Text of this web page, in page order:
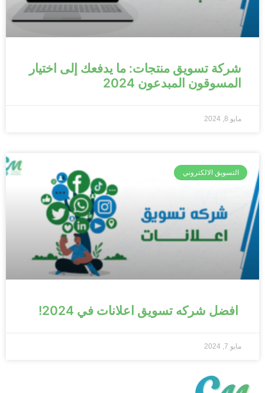
شركة تسويق منتجات: ما يدفعك إلى اختيار
المسوقون المبدعون 2024
مايو 8, 2024
التسويق الالكتروني
افضل شركه تسويق اعلانات في 2024!
مايو 7, 2024